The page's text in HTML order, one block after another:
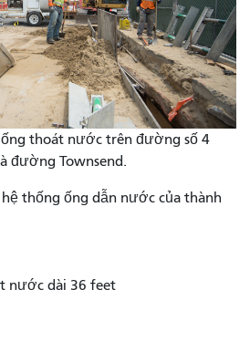
thoát nước trên đường số 4
đường Townsend.
thống ống dẫn nước của thành
nước dài 36 feet